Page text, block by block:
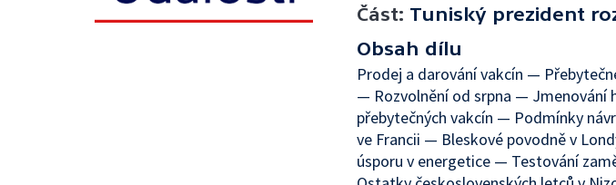
Část: Tuniský prezident
Obsah dílu
Prodej a darování vakcín —
— Rozvolnění od srpna — Jmenování
přebytečných vakcín — Podmínky
ve Francii — Bleskové povodně v
úsporu v energetice — Testování